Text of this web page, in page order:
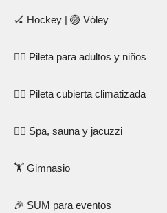
🏑 Hockey | 🏐 Vóley
🏊‍♂️ Pileta para adultos y niños
🏊‍♀️ Pileta cubierta climatizada
🧖‍♂️ Spa, sauna y jacuzzi
🏋️ Gimnasio
🎉 SUM para eventos